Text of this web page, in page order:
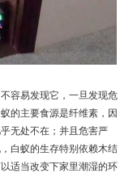
容易发现它，一旦发现危
的主要食源是纤维素，因
无处不在；并且危害严
白蚁的生存特别依赖木结
适当改变下家里潮湿的环